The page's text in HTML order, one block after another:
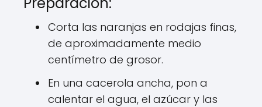
Corta las naranjas en rodajas finas,
de aproximadamente medio
centímetro de grosor.
En una cacerola ancha, pon a
calentar el agua, el azúcar y las